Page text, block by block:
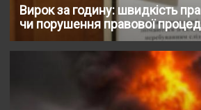
Вирок за годину: швидкість
чи порушення правової